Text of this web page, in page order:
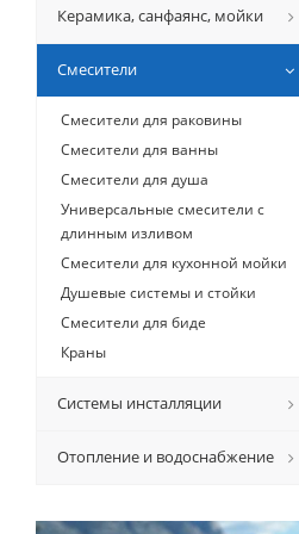
Керамикa, санфаянс, мойки
Смесители
Смесители для раковины
Смесители для ванны
Смесители для душа
Универсальные смесители с
длинным изливом
Смесители для кухонной мойки
Душевые системы и стойки
Смесители для биде
Краны
Системы инсталляции
Отопление и водоснабжение